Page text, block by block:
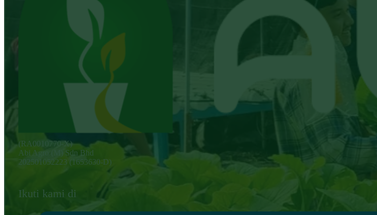
(RA0010770-X)
Abi Agro (M) Sdn Bhd
202501052223 (1653630-D)
Ikuti kami di